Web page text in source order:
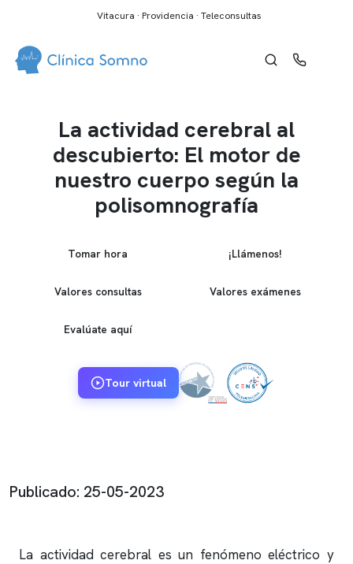
Vitacura · Providencia · Teleconsultas
La actividad cerebral al
descubierto: El motor de
nuestro cuerpo según la
polisomnografía
Tomar hora ¡Llámenos!
Valores consultas Valores exámenes
Evalúate aquí
Tour virtual
Publicado: 25-05-2023
La actividad cerebral es un fenómeno eléctrico y